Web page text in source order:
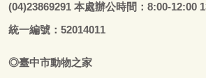
(04)23869291 本處辦公時間：8:00-12:00
統一編號：52014011
◎臺中市動物之家